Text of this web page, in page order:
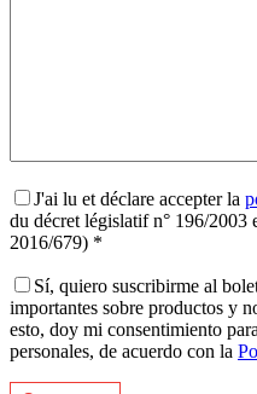
J'ai lu et déclare accepter la
du décret législatif n° 196/2003
2016/679) *
Sí, quiero suscribirme al
importantes sobre productos y
esto, doy mi consentimiento
personales, de acuerdo con la